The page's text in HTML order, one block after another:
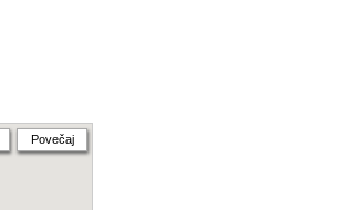
Povečaj